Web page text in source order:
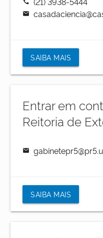
call
mail
SAIBA MAIS
Entrar em
Reitoria de
mail
SAIBA MAIS